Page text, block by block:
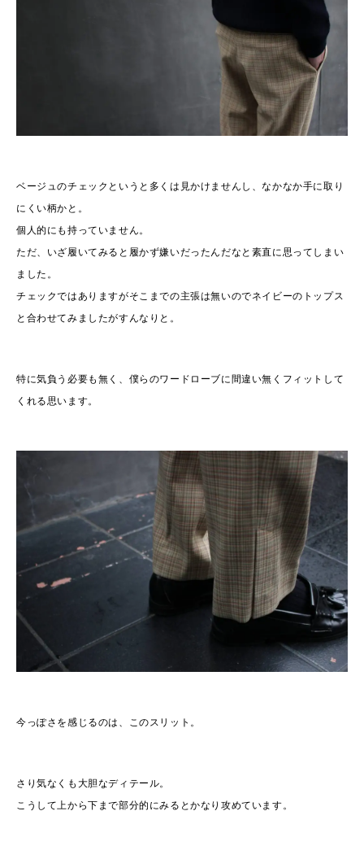
ベージュのチェックというと多くは見かけませんし、なかなか手に取り
にくい柄かと。
個人的にも持っていません。
ただ、いざ履いてみると履かず嫌いだったんだなと素直に思ってしまい
ました。
チェックではありますがそこまでの主張は無いのでネイビーのトップス
と合わせてみましたがすんなりと。
特に気負う必要も無く、僕らのワードローブに間違い無くフィットして
くれる思います。
今っぽさを感じるのは、このスリット。
さり気なくも大胆なディテール。
こうして上から下まで部分的にみるとかなり攻めています。